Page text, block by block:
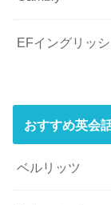
EFイングリッ
おすすめ英会
ベルリッツ